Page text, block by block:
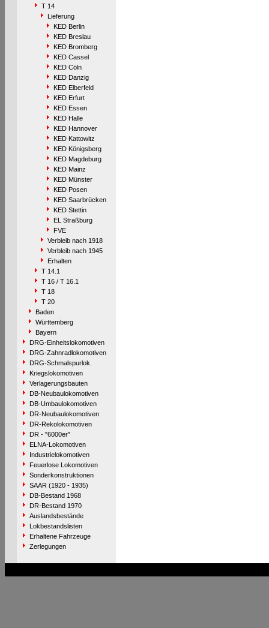
T 14
Lieferung
KED Berlin
KED Breslau
KED Bromberg
KED Cassel
KED Cöln
KED Danzig
KED Elberfeld
KED Erfurt
KED Essen
KED Halle
KED Hannover
KED Kattowitz
KED Königsberg
KED Magdeburg
KED Mainz
KED Münster
KED Posen
KED Saarbrücken
KED Stettin
EL Straßburg
FVE
Verbleib nach 1918
Verbleib nach 1945
Erhalten
T 14.1
T 16 / T 16.1
T 18
T 20
Baden
Württemberg
Bayern
DRG-Einheitslokomotiven
DRG-Zahnradlokomotiven
DRG-Schmalspurlok.
Kriegslokomotiven
Verlagerungsbauten
DB-Neubaulokomotiven
DB-Umbaulokomotiven
DR-Neubaulokomotiven
DR-Rekolokomotiven
DR - "6000er"
ELNA-Lokomotiven
Industrielokomotiven
Feuerlose Lokomotiven
Sonderkonstruktionen
SAAR (1920 - 1935)
DB-Bestand 1968
DR-Bestand 1970
Auslandsbestände
Lokbestandslisten
Erhaltene Fahrzeuge
Zerlegungen